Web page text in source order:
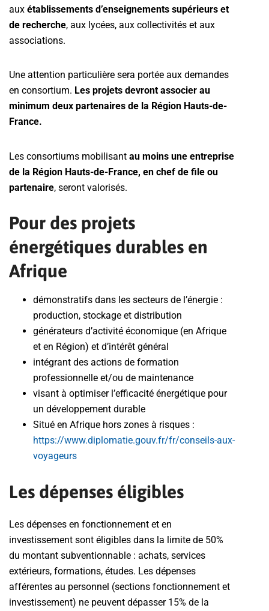
aux établissements d’enseignements supérieurs et
de recherche, aux lycées, aux collectivités et aux
associations.
Une attention particulière sera portée aux demandes
en consortium. Les projets devront associer au
minimum deux partenaires de la Région Hauts-de-
France.
Les consortiums mobilisant au moins une entreprise
de la Région Hauts-de-France, en chef de file ou
partenaire, seront valorisés.
Pour des projets
énergétiques durables en
Afrique
démonstratifs dans les secteurs de l’énergie :
production, stockage et distribution
générateurs d’activité économique (en Afrique
et en Région) et d’intérêt général
intégrant des actions de formation
professionnelle et/ou de maintenance
visant à optimiser l’efficacité énergétique pour
un développement durable
Situé en Afrique hors zones à risques :
https://www.diplomatie.gouv.fr/fr/conseils-aux-
voyageurs
Les dépenses éligibles
Les dépenses en fonctionnement et en
investissement sont éligibles dans la limite de 50%
du montant subventionnable : achats, services
extérieurs, formations, études. Les dépenses
afférentes au personnel (sections fonctionnement et
investissement) ne peuvent dépasser 15% de la